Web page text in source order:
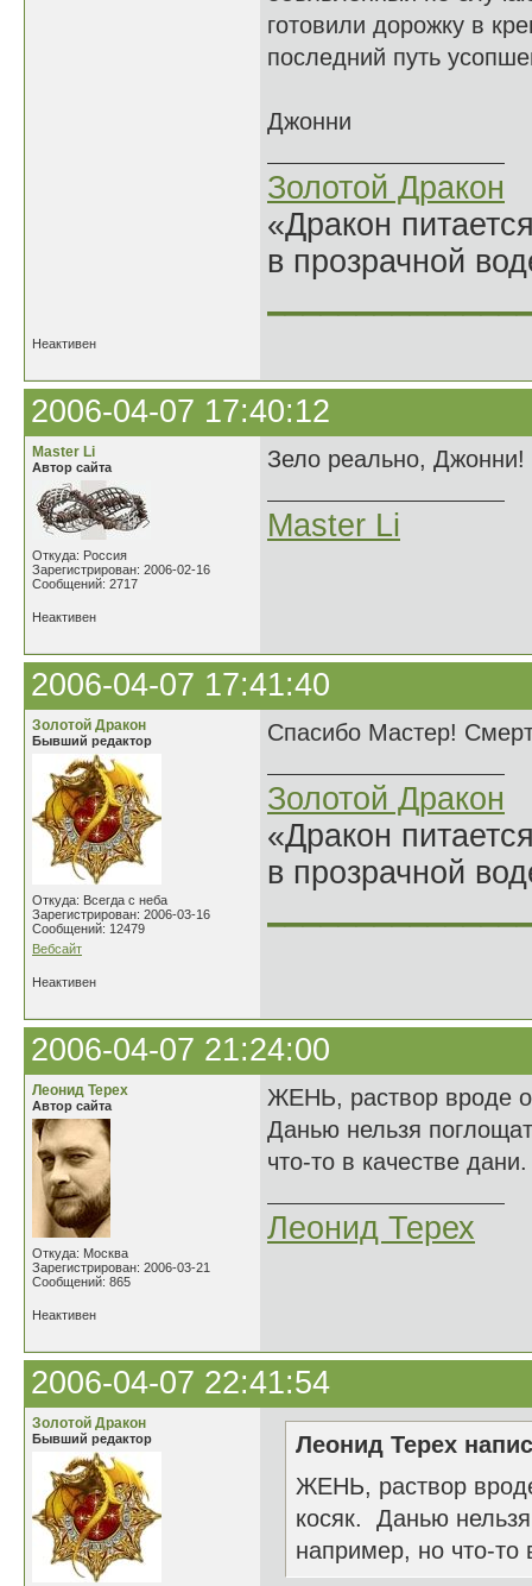
готовили дорожку в
последний путь
Джонни
Золотой Дракон
«Дракон
в прозрачной
Неактивен
2006-04-07 17:40:12
Master Li
Автор сайта
Откуда: Россия
Зарегистрирован: 2006-02-16
Сообщений: 2717
Зело реально,
Master Li
Неактивен
2006-04-07 17:41:40
Золотой Дракон
Бывший редактор
Откуда: Всегда с неба
Зарегистрирован: 2006-03-16
Сообщений: 12479
Вебсайт
Спасибо Мастер!
Золотой Дракон
«Дракон
в прозрачной
Неактивен
2006-04-07 21:24:00
Леонид Терех
Автор сайта
Откуда: Москва
Зарегистрирован: 2006-03-21
Сообщений: 865
ЖЕНЬ, раствор вроде
Данью нельзя
что-то в качестве дани.
Леонид Терех
Неактивен
2006-04-07 22:41:54
Золотой Дракон
Бывший редактор
Леонид Терех
ЖЕНЬ, раствор
косяк. Данью
например, но что-то